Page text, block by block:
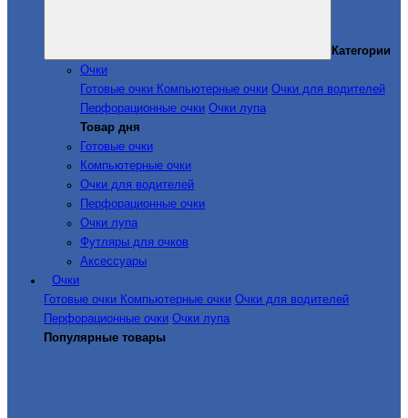
Категории
Очки
Готовые очки Компьютерные очки Очки для водителей
Перфорационные очки Очки лупа
Товар дня
Готовые очки
Компьютерные очки
Очки для водителей
Перфорационные очки
Очки лупа
Футляры для очков
Аксессуары
Очки
Готовые очки Компьютерные очки Очки для водителей
Перфорационные очки Очки лупа
Популярные товары